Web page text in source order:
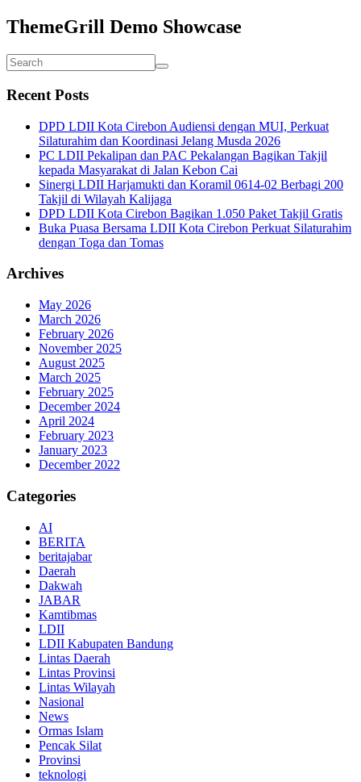
ThemeGrill Demo Showcase
Recent Posts
DPD LDII Kota Cirebon Audiensi dengan MUI, Perkuat
Silaturahim dan Koordinasi Jelang Musda 2026
PC LDII Pekalipan dan PAC Pekalangan Bagikan Takjil
kepada Masyarakat di Jalan Kebon Cai
Sinergi LDII Harjamukti dan Koramil 0614-02 Berbagi 200
Takjil di Wilayah Kalijaga
DPD LDII Kota Cirebon Bagikan 1.050 Paket Takjil Gratis
Buka Puasa Bersama LDII Kota Cirebon Perkuat Silaturahim
dengan Toga dan Tomas
Archives
May 2026
March 2026
February 2026
November 2025
August 2025
March 2025
February 2025
December 2024
April 2024
February 2023
January 2023
December 2022
Categories
AI
BERITA
beritajabar
Daerah
Dakwah
JABAR
Kamtibmas
LDII
LDII Kabupaten Bandung
Lintas Daerah
Lintas Provinsi
Lintas Wilayah
Nasional
News
Ormas Islam
Pencak Silat
Provinsi
teknologi